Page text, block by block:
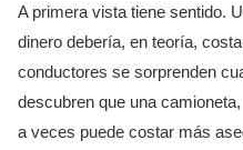
A primera vista tiene sentido.
dinero debería, en teoría,
conductores se sorprenden
descubren que una
a veces puede costar más